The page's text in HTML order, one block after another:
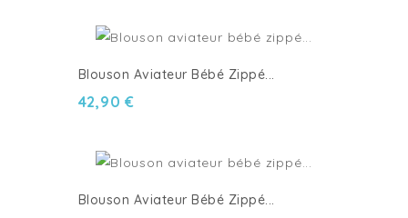
Blouson Aviateur Bébé Zippé...
42,90 €
Blouson Aviateur Bébé Zippé...